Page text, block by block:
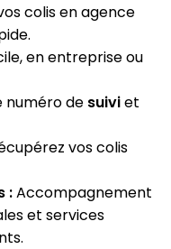
colis en agence
en entreprise ou
numéro de suiviet
vos colis
:Accompagnement
et services